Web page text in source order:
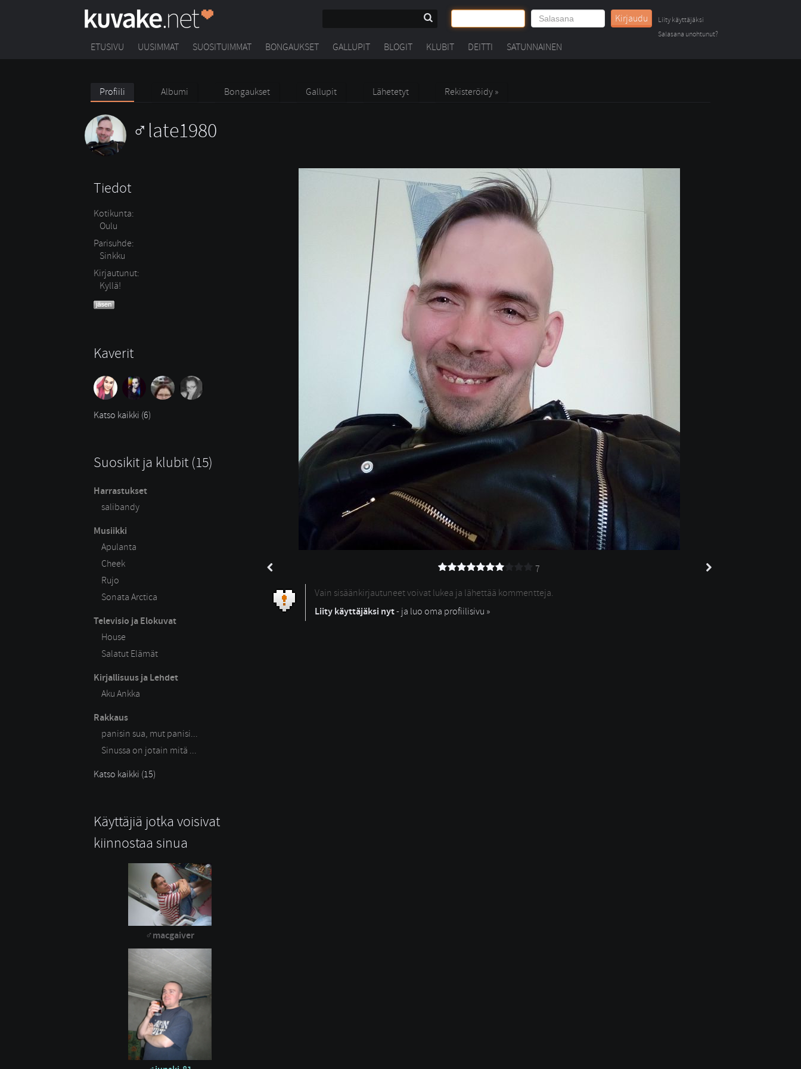
Kirjaudu
Liity käyttäjäksi
Salasana unohtunut?
ETUSIVU UUSIMMAT SUOSITUIMMAT BONGAUKSET GALLUPIT BLOGIT KLUBIT DEITTI SATUNNAINEN
Profiili Albumi Bongaukset Gallupit Lähetetyt Rekisteröidy »
late1980
Tiedot
Kotikunta:
Oulu
Parisuhde:
Sinkku
Kirjautunut:
Kyllä!
Kaverit
Katso kaikki (6)
Suosikit ja klubit (15)
Harrastukset
salibandy
Musiikki
Apulanta
Cheek
Rujo
Sonata Arctica
Televisio ja Elokuvat
House
Salatut Elämät
Kirjallisuus ja Lehdet
Aku Ankka
Rakkaus
panisin sua, mut panisi...
Sinussa on jotain mitä ...
Katso kaikki (15)
Käyttäjiä jotka voisivat
kiinnostaa sinua
macgaiver
7
Vain sisäänkirjautuneet voivat lukea ja lähettää kommentteja.
Liity käyttäjäksi nyt- ja luo oma profiilisivu »